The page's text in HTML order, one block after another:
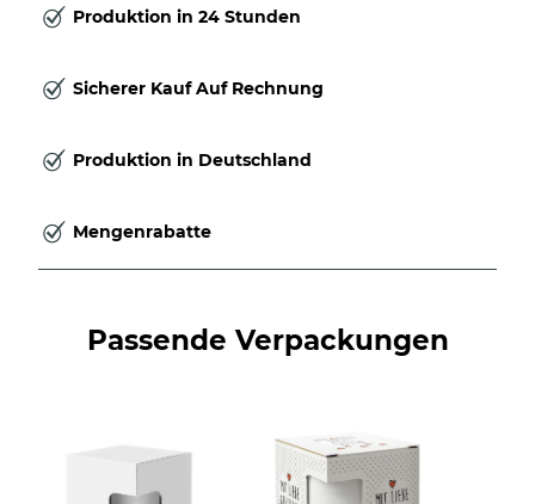
Produktion in 24 Stunden
Sicherer Kauf Auf Rechnung
Produktion in Deutschland
Mengenrabatte
Passende Verpackungen